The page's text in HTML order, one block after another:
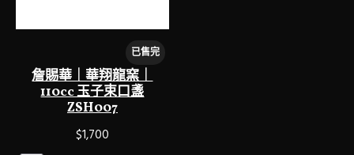
已售完
詹賜華｜華翔龍窯｜
110cc 玉子束口盞
ZSH007
$1,700